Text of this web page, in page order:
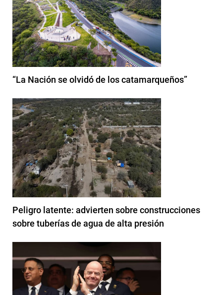
“La Nación se olvidó de los catamarqueños”
Peligro latente: advierten sobre construcciones
sobre tuberías de agua de alta presión